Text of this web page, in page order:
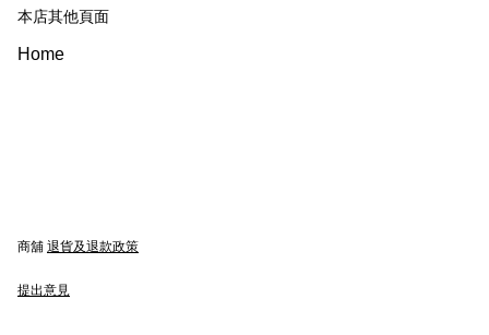
本店其他頁面
Home
商舖 退貨及退款政策
提出意見